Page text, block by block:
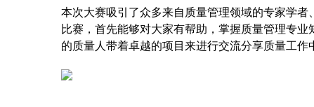
本次大赛吸引了众多来自质量管理领域的专家学
比赛，首先能够对大家有帮助，掌握质量管理专
的质量人带着卓越的项目来进行交流分享质量工作